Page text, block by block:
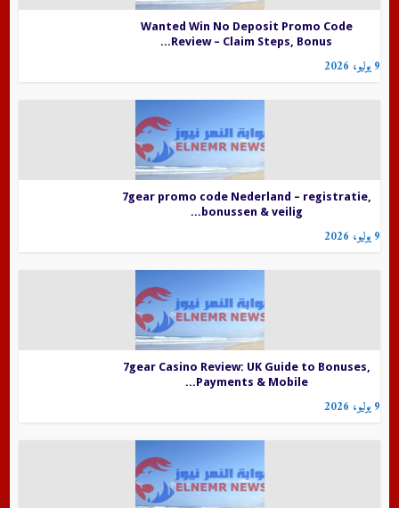
Wanted Win No Deposit Promo Code
Review – Claim Steps, Bonus...
9 يوليو، 2026
7gear promo code Nederland – registratie,
bonussen & veilig...
9 يوليو، 2026
7gear Casino Review: UK Guide to Bonuses,
Payments & Mobile...
9 يوليو، 2026